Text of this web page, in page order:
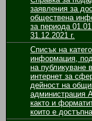
заявления за
обществена
за периода
31.12.2021 г.
Списък на
информация,
на публикуване в
интернет за
дейност на
администрация
както и
които е достъпна